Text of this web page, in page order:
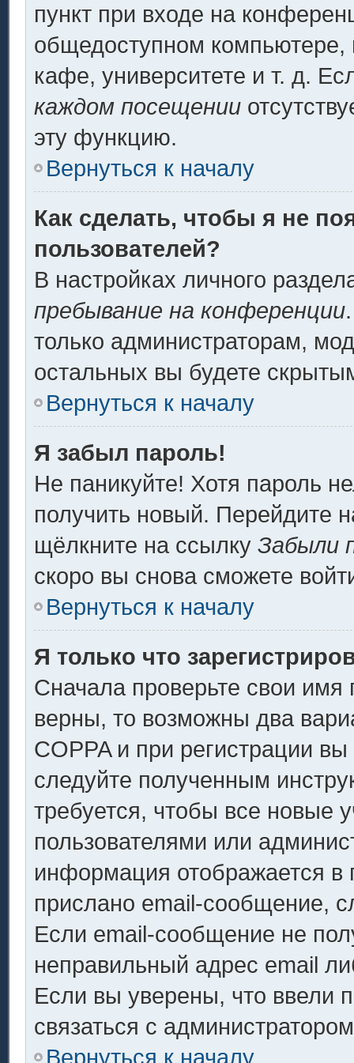
пункт при входе на
общедоступном компьютере,
кафе, университете и т. д.
каждом посещении
эту функцию.
Вернуться к началу
Как сделать, чтобы я не
пользователей?
В настройках личного
пребывание на конференции
только администраторам,
остальных вы будете
Вернуться к началу
Я забыл пароль!
Не паникуйте! Хотя пароль
получить новый. Перейдите
щёлкните на ссылку Забыли
скоро вы снова сможете
Вернуться к началу
Я только что
Сначала проверьте свои имя
верны, то возможны два
COPPA и при регистрации
следуйте полученным
требуется, чтобы все новые
пользователями или
информация отображается
прислано email-сообщение,
Если email-сообщение не
неправильный адрес email
Если вы уверены, что ввели
связаться с
Вернуться к началу